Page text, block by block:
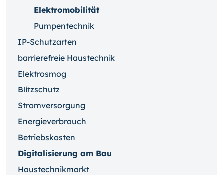
Elektromobilität
Pumpentechnik
IP-Schutzarten
barrierefreie Haustechnik
Elektrosmog
Blitzschutz
Stromversorgung
Energieverbrauch
Betriebskosten
Digitalisierung am Bau
Haustechnikmarkt